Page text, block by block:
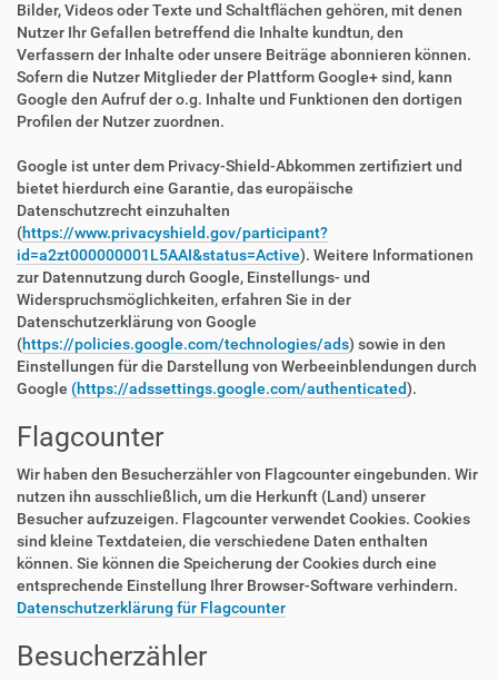
Bilder, Videos oder Texte und Schaltflächen gehören, mit denen
Nutzer Ihr Gefallen betreffend die Inhalte kundtun, den
Verfassern der Inhalte oder unsere Beiträge abonnieren können.
Sofern die Nutzer Mitglieder der Plattform Google+ sind, kann
Google den Aufruf der o.g. Inhalte und Funktionen den dortigen
Profilen der Nutzer zuordnen.
Google ist unter dem Privacy-Shield-Abkommen zertifiziert und
bietet hierdurch eine Garantie, das europäische
Datenschutzrecht einzuhalten
(https://www.privacyshield.gov/participant?
id=a2zt000000001L5AAI&status=Active). Weitere Informationen
zur Datennutzung durch Google, Einstellungs- und
Widerspruchsmöglichkeiten, erfahren Sie in der
Datenschutzerklärung von Google
(https://policies.google.com/technologies/ads) sowie in den
Einstellungen für die Darstellung von Werbeeinblendungen durch
Google (https://adssettings.google.com/authenticated).
Flagcounter
Wir haben den Besucherzähler von Flagcounter eingebunden. Wir
nutzen ihn ausschließlich, um die Herkunft (Land) unserer
Besucher aufzuzeigen. Flagcounter verwendet Cookies. Cookies
sind kleine Textdateien, die verschiedene Daten enthalten
können. Sie können die Speicherung der Cookies durch eine
entsprechende Einstellung Ihrer Browser-Software verhindern.
Datenschutzerklärung für Flagcounter
Besucherzähler